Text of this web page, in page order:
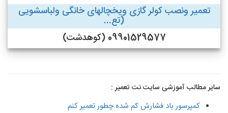
تعمیر ونصب کولر گازی ویخچالهای خانگی ولباسشویی
(تع...
09901529577 (کوهدشت)
سایر مطالب آموزشی سایت نت تعمیر :
کمپرسور باد فشارش کم شده چطور تعمیر کنم